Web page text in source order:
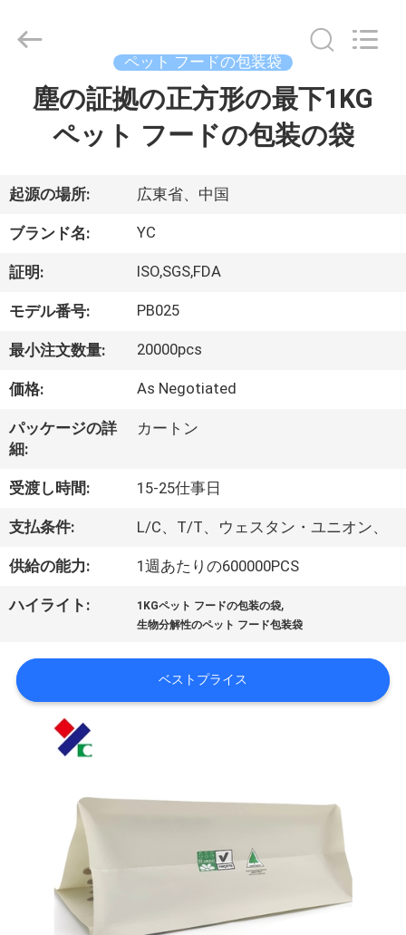
ロ
ダ
ク
ト
達
に
つ
い
て
工
旅
Guangzhou
ペット フードの包装袋
塵の証拠の正方形の最下1KG
ペット フードの包装の袋
起源の場所: 広東省、中国
ブランド名: YC
証明: ISO,SGS,FDA
モデル番号: PB025
最小注文数量: 20000pcs
価格: As Negotiated
パッケージの詳
細:
カートン
受渡し時間: 15-25仕事日
支払条件: L/C、T/T、ウェスタン・ユニオン、
供給の能力: 1週あたりの600000PCS
ハイライト: 1KGペット フードの包装の袋,
生物分解性のペット フード包装袋
ベストプライス